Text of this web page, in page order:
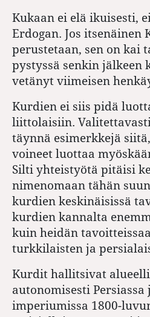
Kukaan ei elä ikuisesti,
Erdogan. Jos
perustetaan, sen on kai
pystyssä senkin jälkeen
vetänyt viimeisen
Kurdien ei siis pidä
liittolaisiin.
täynnä esimerkkejä
voineet luottaa
Silti yhteistyötä pitäisi
nimenomaan tähän
kurdien keskinäisissä
kurdien kannalta
kuin heidän
turkkilaisten ja
Kurdit hallitsivat
autonomisesti
imperiumissa 1800-